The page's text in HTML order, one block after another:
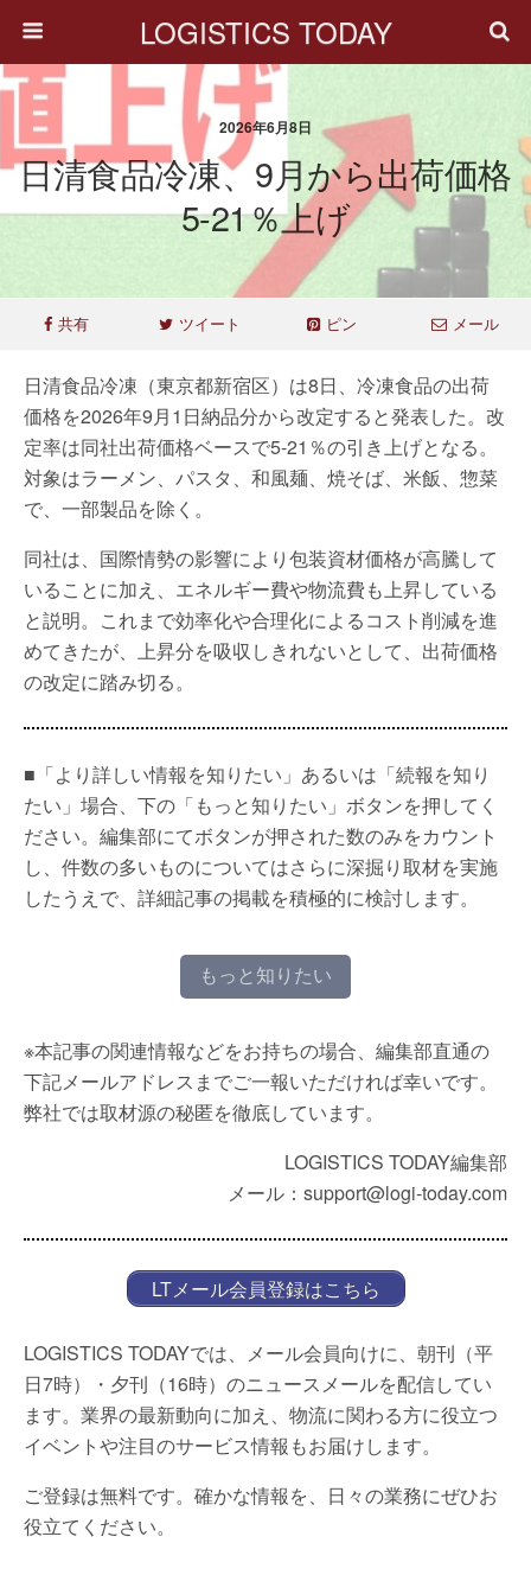
LOGISTICS TODAY
2026年6月8日
日清食品冷凍、9月から出荷価格
5-21％上げ
共有 ツイート ピン メール
日清食品冷凍（東京都新宿区）は8日、冷凍食品の出荷
価格を2026年9月1日納品分から改定すると発表した。改
定率は同社出荷価格ベースで5-21％の引き上げとなる。
対象はラーメン、パスタ、和風麺、焼そば、米飯、惣菜
で、一部製品を除く。
同社は、国際情勢の影響により包装資材価格が高騰して
いることに加え、エネルギー費や物流費も上昇している
と説明。これまで効率化や合理化によるコスト削減を進
めてきたが、上昇分を吸収しきれないとして、出荷価格
の改定に踏み切る。
■「より詳しい情報を知りたい」あるいは「続報を知り
たい」場合、下の「もっと知りたい」ボタンを押してく
ださい。編集部にてボタンが押された数のみをカウント
し、件数の多いものについてはさらに深掘り取材を実施
したうえで、詳細記事の掲載を積極的に検討します。
もっと知りたい
※本記事の関連情報などをお持ちの場合、編集部直通の
下記メールアドレスまでご一報いただければ幸いです。
弊社では取材源の秘匿を徹底しています。
LOGISTICS TODAY編集部
メール：support@logi-today.com
LTメール会員登録はこちら
LOGISTICS TODAYでは、メール会員向けに、朝刊（平
日7時）・夕刊（16時）のニュースメールを配信してい
ます。業界の最新動向に加え、物流に関わる方に役立つ
イベントや注目のサービス情報もお届けします。
ご登録は無料です。確かな情報を、日々の業務にぜひお
役立てください。